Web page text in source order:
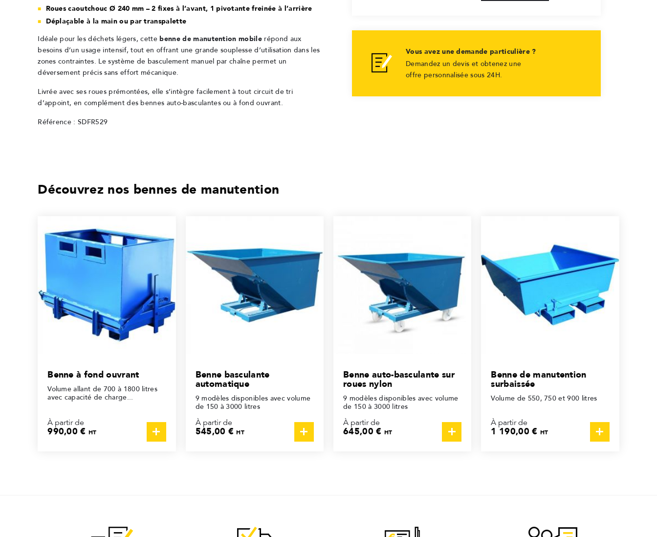
Roues caoutchouc Ø 240 mm – 2 fixes à l’avant, 1 pivotante freinée à l’arrière
Déplaçable à la main ou par transpalette
Idéale pour les déchets légers, cette benne de manutention mobile répond aux
besoins d’un usage intensif, tout en offrant une grande souplesse d’utilisation dans les
zones contraintes. Le système de basculement manuel par chaîne permet un
déversement précis sans effort mécanique.
Livrée avec ses roues prémontées, elle s’intègre facilement à tout circuit de tri
d’appoint, en complément des bennes auto-basculantes ou à fond ouvrant.
Référence : SDFR529
Vous avez une demande particulière ?
Demandez un devis et obtenez une
offre personnalisée sous 24H.
Découvrez nos bennes de manutention
Benne à fond ouvrant
Volume allant de 700 à 1800 litres
avec capacité de charge...
À partir de
990,00 €HT
Benne basculante
automatique
9 modèles disponibles avec volume
de 150 à 3000 litres
À partir de
545,00 €HT
Benne auto-basculante sur
roues nylon
9 modèles disponibles avec volume
de 150 à 3000 litres
À partir de
645,00 € HT
Benne de manutention
surbaissée
Volume de 550, 750 et 900 litres
À partir de
1 190,00 € HT